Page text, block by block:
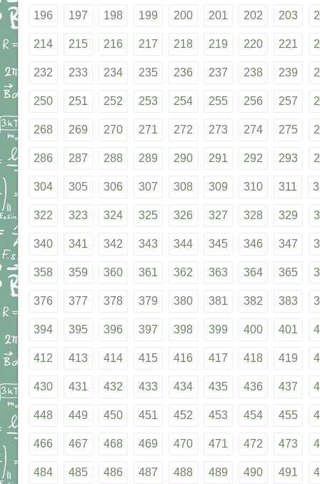
196 197 198 199 200 201 202 203
214 215 216 217 218 219 220 221
232 233 234 235 236 237 238 239
250 251 252 253 254 255 256 257
268 269 270 271 272 273 274 275
286 287 288 289 290 291 292 293
304 305 306 307 308 309 310 311
322 323 324 325 326 327 328 329
340 341 342 343 344 345 346 347
358 359 360 361 362 363 364 365
376 377 378 379 380 381 382 383
394 395 396 397 398 399 400 401
412 413 414 415 416 417 418 419
430 431 432 433 434 435 436 437
448 449 450 451 452 453 454 455
466 467 468 469 470 471 472 473
484 485 486 487 488 489 490 491